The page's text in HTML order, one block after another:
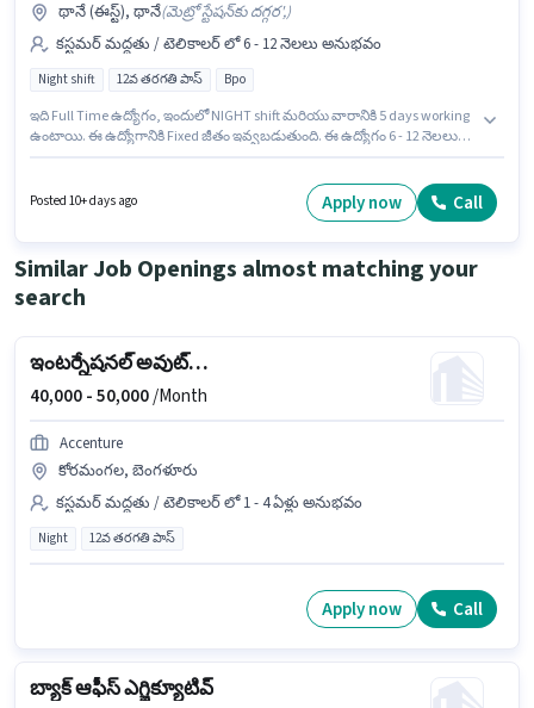
థానే (ఈస్ట్), థానే(మెట్రో స్టేషన్‌కు దగ్గర',)
కస్టమర్ మద్దతు / టెలికాలర్ లో 6 - 12 నెలలు అనుభవం
Night shift 12వ తరగతి పాస్ Bpo
ఇది Full Time ఉద్యోగం, ఇందులో NIGHT shift మరియు వారానికి 5 days working
ఉంటాయి. ఈ ఉద్యోగానికి Fixed జీతం ఇవ్వబడుతుంది. ఈ ఉద్యోగం 6 - 12 నెలలు
పాలసీలపై ఆధారపడి ఇప్పించబడతాయి. దరఖాస్తుదారులు కనీసం 12వ తరగతి పాస్
డిగ్రీ లేదా సర్టిఫికెట్ కలిగి ఉండాలి. ఈ ఖాళీ థానే (ఈస్ట్), ముంబై లో ఉంది.
Posted 10+ days ago Apply now Call
Similar Job Openings almost matching your
search
ఇంటర్నేషనల్ అవుట్‌బౌండ్ వాయిస్ ఎగ్జిక్యూటివ్
40,000 -50,000/Month
Accenture
కోరమంగల, బెంగళూరు
కస్టమర్ మద్దతు / టెలికాలర్ లో 1 - 4 ఏళ్లు అనుభవం
Night 12వ తరగతి పాస్
Apply now Call
బ్యాక్ ఆఫీస్ ఎగ్జిక్యూటివ్